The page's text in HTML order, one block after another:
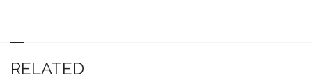
RELATED